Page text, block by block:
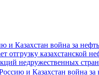
и Казахстан война за нефть
отгрузку
недружественных стран